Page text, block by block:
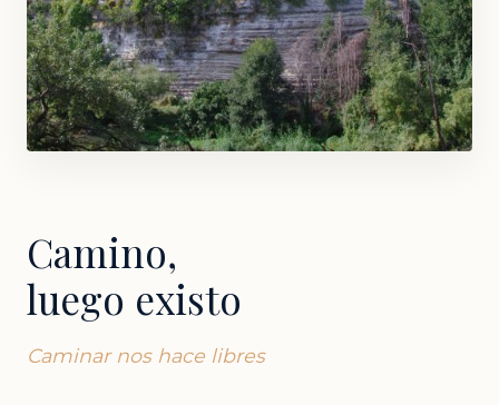
Camino,
luego existo
Caminar nos hace libres